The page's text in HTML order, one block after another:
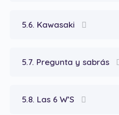
5.6. Kawasaki
5.7. Pregunta y sabrás
5.8. Las 6 W’S